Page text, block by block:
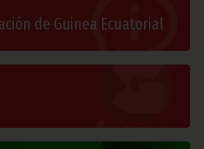
de Guinea Ecuatorial